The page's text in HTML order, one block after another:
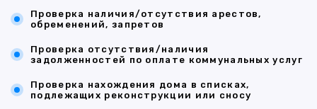
Проверка наличия/отсутствия арестов,
обременений, запретов
Проверка отсутствия/наличия
задолженностей по оплате коммунальных услуг
Проверка нахождения дома в списках,
подлежащих реконструкции или сносу